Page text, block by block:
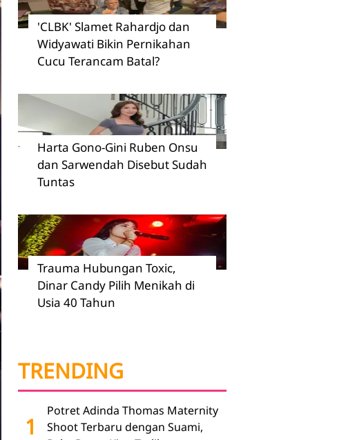
'CLBK' Slamet Rahardjo dan
Widyawati Bikin Pernikahan
Cucu Terancam Batal?
Harta Gono-Gini Ruben Onsu
dan Sarwendah Disebut Sudah
Tuntas
Trauma Hubungan Toxic,
Dinar Candy Pilih Menikah di
Usia 40 Tahun
TRENDING
1
Potret Adinda Thomas Maternity
Shoot Terbaru dengan Suami,